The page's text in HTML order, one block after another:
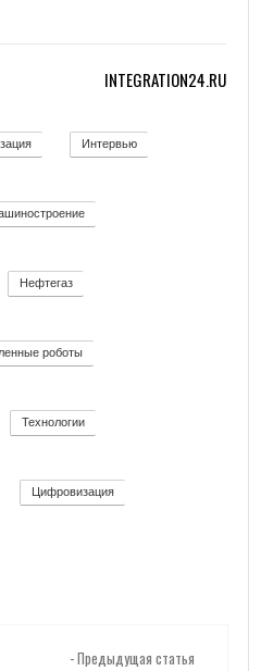
INTEGRATION24.RU
Интервью
Нефтегаз
роботы
Технологии
Цифровизация
- Предыдущая статья